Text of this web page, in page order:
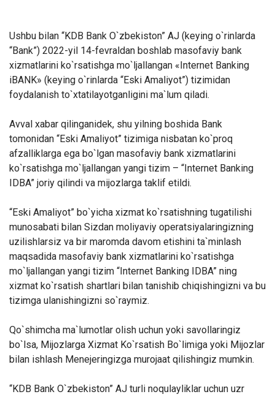
Ushbu bilan “KDB Bank O`zbekiston” AJ (keying o`rinlarda
“Bank”) 2022-yil 14-fevraldan boshlab masofaviy bank
xizmatlarini ko`rsatishga mo`ljallangan «Internet Banking
iBANK» (keying o`rinlarda “Eski Amaliyot”) tizimidan
foydalanish to`xtatilayotganligini ma`lum qiladi.
Avval xabar qilinganidek, shu yilning boshida Bank
tomonidan “Eski Amaliyot” tizimiga nisbatan ko`proq
afzalliklarga ega bo`lgan masofaviy bank xizmatlarini
ko`rsatishga mo`ljallangan yangi tizim – “Internet Banking
IDBA” joriy qilindi va mijozlarga taklif etildi.
“Eski Amaliyot” bo`yicha xizmat ko`rsatishning tugatilishi
munosabati bilan Sizdan moliyaviy operatsiyalaringizning
uzilishlarsiz va bir maromda davom etishini ta`minlash
maqsadida masofaviy bank xizmatlarini ko`rsatishga
mo`ljallangan yangi tizim “Internet Banking IDBA” ning
xizmat ko`rsatish shartlari bilan tanishib chiqishingizni va bu
tizimga ulanishingizni so`raymiz.
Qo`shimcha ma`lumotlar olish uchun yoki savollaringiz
bo`lsa, Mijozlarga Xizmat Ko`rsatish Bo`limiga yoki Mijozlar
bilan ishlash Menejeringizga murojaat qilishingiz mumkin.
“KDB Bank O`zbekiston” AJ turli noqulayliklar uchun uzr